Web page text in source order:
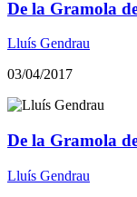
​De la Gramola
Lluís Gendrau
03/04/2017
​De la Gramola
Lluís Gendrau